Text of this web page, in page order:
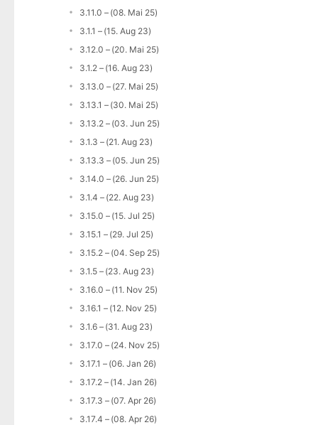
3.11.0 – (08. Mai 25)
3.1.1 – (15. Aug 23)
3.12.0 – (20. Mai 25)
3.1.2 – (16. Aug 23)
3.13.0 – (27. Mai 25)
3.13.1 – (30. Mai 25)
3.13.2 – (03. Jun 25)
3.1.3 – (21. Aug 23)
3.13.3 – (05. Jun 25)
3.14.0 – (26. Jun 25)
3.1.4 – (22. Aug 23)
3.15.0 – (15. Jul 25)
3.15.1 – (29. Jul 25)
3.15.2 – (04. Sep 25)
3.1.5 – (23. Aug 23)
3.16.0 – (11. Nov 25)
3.16.1 – (12. Nov 25)
3.1.6 – (31. Aug 23)
3.17.0 – (24. Nov 25)
3.17.1 – (06. Jan 26)
3.17.2 – (14. Jan 26)
3.17.3 – (07. Apr 26)
3.17.4 – (08. Apr 26)